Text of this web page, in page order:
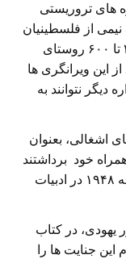
های تروریستی
به نیمی از فلسطینیان
را به دربه دری و آوارگی کشاندند. آنها ۴۰۰ تا ۶۰۰ روستای
این ویرانگری ها
دیگر نتوانند به
اشغالی، بعنوان
خود برداشتند
و در جهان آواره شدند. از این رو، روز ۱۵ مه ۱۹۴۸ در ادبیات
یهودی، در کتاب
جنایت ها را